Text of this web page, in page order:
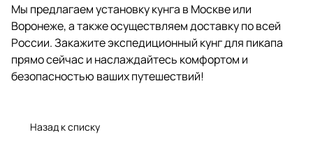
Мы предлагаем установку кунга в Москве или
Воронеже, а также осуществляем доставку по всей
России. Закажите экспедиционный кунг для пикапа
прямо сейчас и наслаждайтесь комфортом и
безопасностью ваших путешествий!
Назад к списку